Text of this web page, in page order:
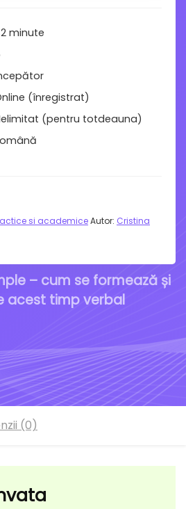
minute
(înregistrat)
(pentru totdeauna)
si academiceAutor: Cristina
– cum se formează și
acest timp verbal
(0)